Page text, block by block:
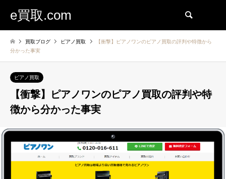
e買取.com
買取ブログ ピアノ買取
【衝撃】ピアノワンのピアノ買取の評判や特徴から
分かった事実
ピアノ買取
【衝撃】ピアノワンのピアノ買取の評判や特
徴から分かった事実